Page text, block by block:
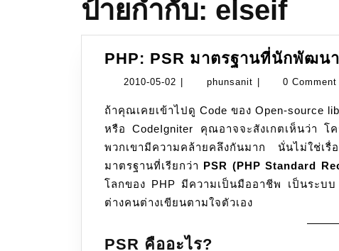
ป้ายกำกับ: elseif
PHP: PSR มาตรฐานที่นักพัฒน
2010-05-02 2010-
02
phunsanit phunsanit0 Comment
ถ้าคุณเคยเข้าไปดู Code ของ Open-source library ดัง ๆ ใน PHP อย่าง Laravel, Symfony, YII
หรือ CodeIgniter คุณอาจจะสังเกตเห็นว่า โ
พวกเขามีความคล้ายคลึงกันมาก นั่นไม่ใช่เรื่
มาตรฐานที่เรียกว่า PSR (PHP Standard
โลกของ PHP มีความเป็นมืออาชีพ เป็นระบ
ต่างคนต่างเขียนตามใจตัวเอง
PSR คืออะไร?